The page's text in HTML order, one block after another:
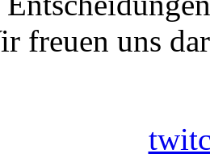
freuen uns